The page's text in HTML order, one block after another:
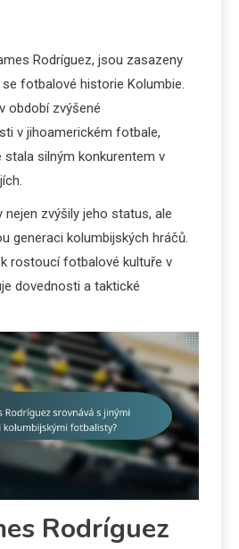
Rodríguez, jsou zasazeny
fotbalové historie Kolumbie.
období zvýšené
v jihoamerickém fotbale,
stala silným konkurentem v
nejen zvýšily jeho status, ale
generaci kolumbijských hráčů.
rostoucí fotbalové kultuře v
dovednosti a taktické
Rodríguez